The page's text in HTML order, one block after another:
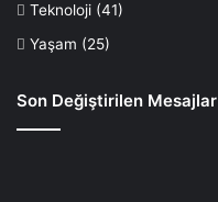
Teknoloji (41)
Yaşam (25)
Son Değiştirilen Mesajlar